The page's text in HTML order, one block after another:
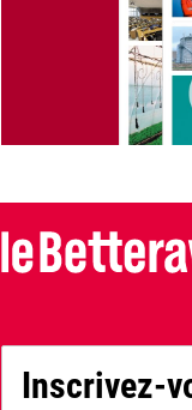
Inscrivez-